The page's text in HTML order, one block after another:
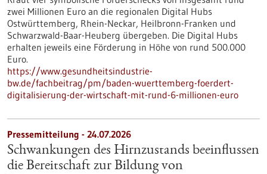
zwei Millionen Euro an die regionalen Digital Hubs
Ostwürttemberg, Rhein-Neckar, Heilbronn-Franken und
Schwarzwald-Baar-Heuberg übergeben. Die Digital Hubs
erhalten jeweils eine Förderung in Höhe von rund 500.000
Euro.
https://www.gesundheitsindustrie-
bw.de/fachbeitrag/pm/baden-wuerttemberg-foerdert-
digitalisierung-der-wirtschaft-mit-rund-6-millionen-euro
Pressemitteilung - 24.07.2026
Schwankungen des Hirnzustands beeinflussen
die Bereitschaft zur Bildung von